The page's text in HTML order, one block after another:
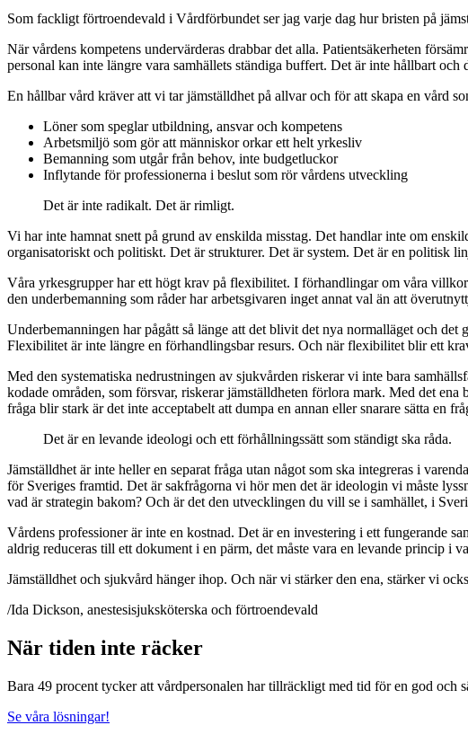
Som fackligt förtroendevald i Vårdförbundet ser jag varje dag hur bristen på
När vårdens kompetens undervärderas drabbar det alla. Patientsäkerheten
personal kan inte längre vara samhällets ständiga buffert. Det är inte hållbart och
En hållbar vård kräver att vi tar jämställdhet på allvar och för att skapa en vård
Löner som speglar utbildning, ansvar och kompetens
Arbetsmiljö som gör att människor orkar ett helt yrkesliv
Bemanning som utgår från behov, inte budgetluckor
Inflytande för professionerna i beslut som rör vårdens utveckling
Det är inte radikalt. Det är rimligt.
Vi har inte hamnat snett på grund av enskilda misstag. Det handlar inte om
organisatoriskt och politiskt. Det är strukturer. Det är system. Det är en politisk
Våra yrkesgrupper har ett högt krav på flexibilitet. I förhandlingar om våra
den underbemanning som råder har arbetsgivaren inget annat val än att
Underbemanningen har pågått så länge att det blivit det nya normalläget och
Flexibilitet är inte längre en förhandlingsbar resurs. Och när flexibilitet blir ett
Med den systematiska nedrustningen av sjukvården riskerar vi inte bara
kodade områden, som försvar, riskerar jämställdheten förlora mark. Med det
fråga blir stark är det inte acceptabelt att dumpa en annan eller snarare sätta en
Det är en levande ideologi och ett förhållningssätt som ständigt ska råda.
Jämställdhet är inte heller en separat fråga utan något som ska integreras i
för Sveriges framtid. Det är sakfrågorna vi hör men det är ideologin vi måste
vad är strategin bakom? Och är det den utvecklingen du vill se i samhället, i
Vårdens professioner är inte en kostnad. Det är en investering i ett fungerande
aldrig reduceras till ett dokument i en pärm, det måste vara en levande princip i
Jämställdhet och sjukvård hänger ihop. Och när vi stärker den ena, stärker vi
/Ida Dickson, anestesisjuksköterska och förtroendevald
När tiden inte räcker
Bara 49 procent tycker att vårdpersonalen har tillräckligt med tid för en god och
Se våra lösningar!